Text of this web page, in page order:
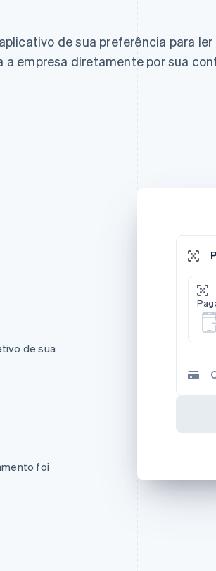
de sua preferência para ler
a empresa diretamente por sua
de sua
foi